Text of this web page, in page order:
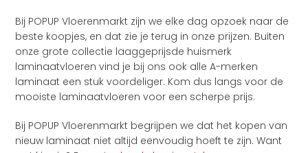
Bij POPUP Vloerenmarkt zijn we elke dag opzoek naar de
beste koopjes, en dat zie je terug in onze prijzen. Buiten
onze grote collectie laaggeprijsde huismerk
laminaatvloeren vind je bij ons ook alle A-merken
laminaat een stuk voordeliger. Kom dus langs voor de
mooiste laminaatvloeren voor een scherpe prijs.
Bij POPUP Vloerenmarkt begrijpen we dat het kopen van
nieuw laminaat niet altijd eenvoudig hoeft te zijn. Want